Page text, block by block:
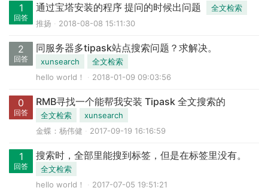
1
回答
通过宝塔安装的程序 提问的时候出问题
全文检索
推扬
2018-08-08 15:11:30
2
回答
同服务器多tipask站点搜索问题？求解决。
xunsearch
全文检索
hello world！
2018-01-09 09:03:56
0
回答
RMB寻找一个能帮我安装 Tipask 全文搜索的
全文检索
xunsearch
金蝶：杨伟健
2017-09-19 16:16:59
1
回答
搜索时，全部里能搜到标签，但是在标签里没有。
全文检索
hello world！
2017-07-05 19:51:21